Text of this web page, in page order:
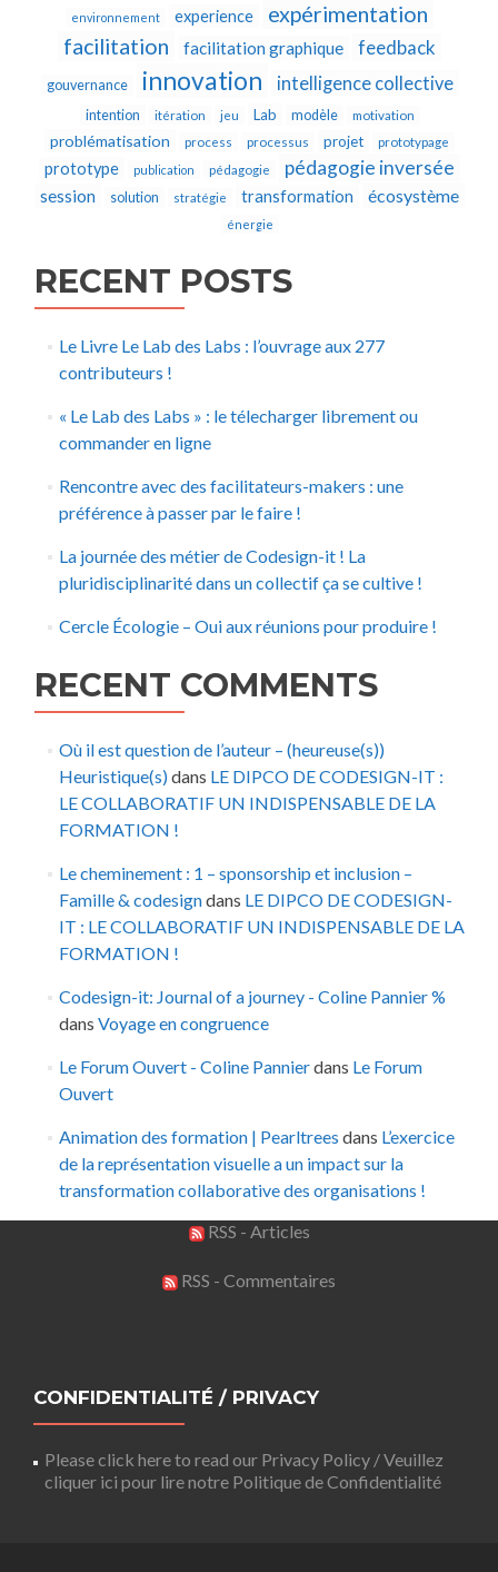
environnement experience
expérimentation
facilitation
facilitation graphique feedback
gouvernance innovation intelligence collective
intention itération jeu Lab modèle motivation
problématisation process processus projet prototypage
prototype publication pédagogie pédagogie inversée
session solution stratégie transformation écosystème
énergie
RECENT POSTS
Le Livre Le Lab des Labs : l’ouvrage aux 277
contributeurs !
« Le Lab des Labs » : le télecharger librement ou
commander en ligne
Rencontre avec des facilitateurs-makers : une
préférence à passer par le faire !
La journée des métier de Codesign-it ! La
pluridisciplinarité dans un collectif ça se cultive !
Cercle Écologie – Oui aux réunions pour produire !
RECENT COMMENTS
Où il est question de l’auteur – (heureuse(s))
Heuristique(s)dans LE DIPCO DE CODESIGN-IT :
LE COLLABORATIF UN INDISPENSABLE DE LA
FORMATION !
Le cheminement : 1 – sponsorship et inclusion –
Famille & codesigndans LE DIPCO DE CODESIGN-
IT : LE COLLABORATIF UN INDISPENSABLE DE LA
FORMATION !
Codesign-it: Journal of a journey - Coline Pannier %
dans Voyage en congruence
Le Forum Ouvert - Coline Pannierdans Le Forum
Ouvert
Animation des formation | Pearltrees dans L’exercice
de la représentation visuelle a un impact sur la
transformation collaborative des organisations !
RSS - Articles
RSS - Commentaires
CONFIDENTIALITÉ / PRIVACY
Please click here to read our Privacy Policy / Veuillez
cliquer ici pour lire notre Politique de Confidentialité